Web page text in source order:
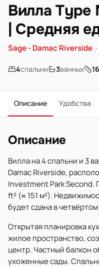
Вилла Type
| Средняя
Sage - Damac Riverside ·
4спальни 3ванных
Описание Удобства
Описание
Вилла на 4 спальни и 3
Damac Riverside,
Investment Park Second.
ft² (≈ 151 м²).
будет сдана в
Открытая планировка
жилое пространство,
центр. Частный балкон
ухоженные сады.